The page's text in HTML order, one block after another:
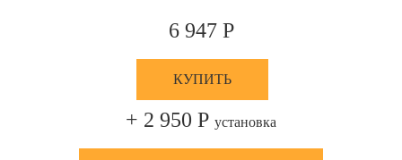
6 947 Р
КУПИТЬ
+ 2 950 Р установка